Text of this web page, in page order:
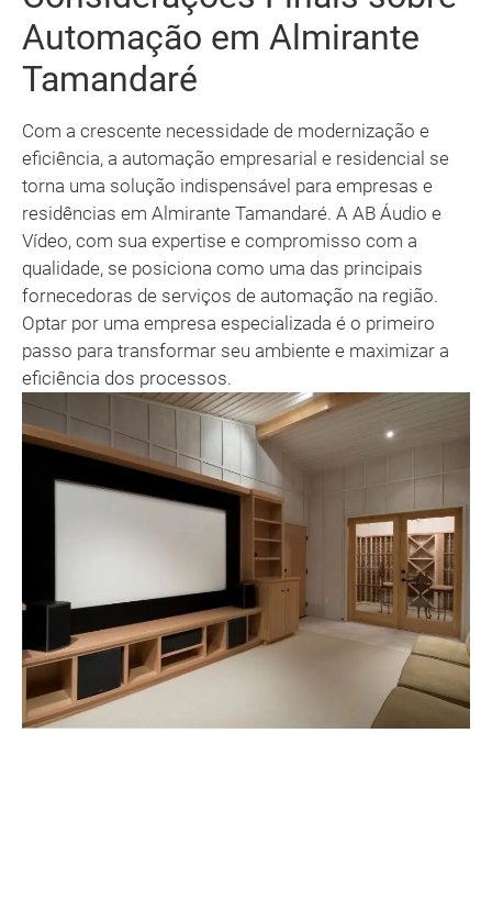
Automação em Almirante
Tamandaré
Com a crescente necessidade de modernização e
eficiência, a automação empresarial e residencial se
torna uma solução indispensável para empresas e
residências em Almirante Tamandaré. A AB Áudio e
Vídeo, com sua expertise e compromisso com a
qualidade, se posiciona como uma das principais
fornecedoras de serviços de automação na região.
Optar por uma empresa especializada é o primeiro
passo para transformar seu ambiente e maximizar a
eficiência dos processos.